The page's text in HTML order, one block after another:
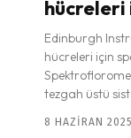
hücreleri
Edinburgh
hücreleri için
tezgah üstü
8 HAZIRAN